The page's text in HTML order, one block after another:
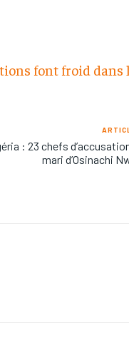
font froid dans
: 23 chefs
mari d’Osinachi